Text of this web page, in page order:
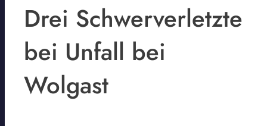
Drei Schwerverletzte
bei Unfall bei
Wolgast